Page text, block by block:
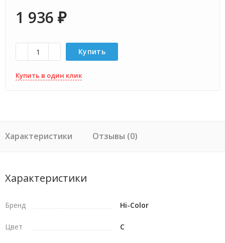
1 936 ₽
Купить
Купить в один клик
Характеристики Отзывы (0)
Характеристики
Бренд Hi-Color
Цвет C